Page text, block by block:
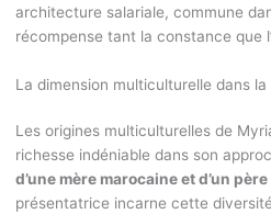
architecture salariale, commune
récompense tant la constance que
La dimension multiculturelle dans
Les origines multiculturelles de
richesse indéniable dans son
d’une mère marocaine et d’un
présentatrice incarne cette